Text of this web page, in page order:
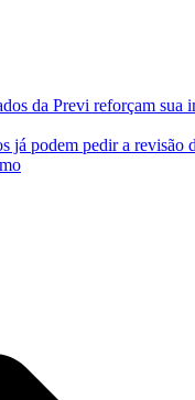
da Previ reforçam sua
já podem pedir a revisão